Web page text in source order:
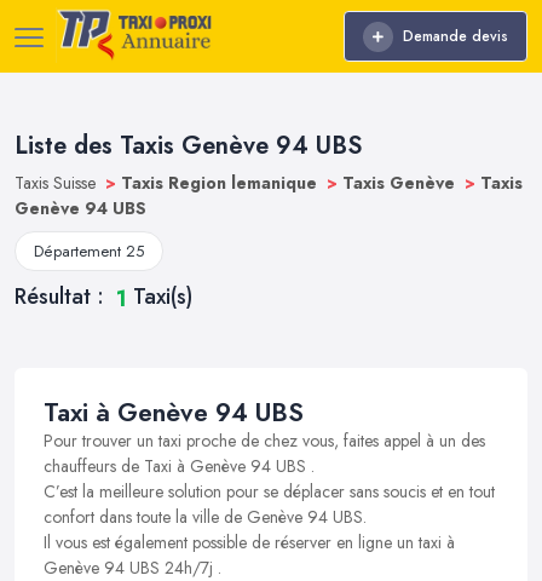
Demande devis
Liste des Taxis Genève 94 UBS
Taxis Suisse > Taxis Region lemanique > Taxis Genève > Taxis
Genève 94 UBS
Département 25
Résultat : 1 Taxi(s)
Taxi à Genève 94 UBS
Pour trouver un taxi proche de chez vous, faites appel à un des
chauffeurs de Taxi à Genève 94 UBS .
C’est la meilleure solution pour se déplacer sans soucis et en tout
confort dans toute la ville de Genève 94 UBS.
Il vous est également possible de réserver en ligne un taxi à
Genève 94 UBS 24h/7j .